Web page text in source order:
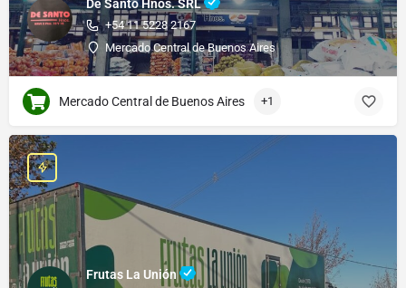
De Santo Hnos. SRL
+54 11 5228 2167
Mercado Central de Buenos Aires
Mercado Central de Buenos Aires +1
Frutas La Unión